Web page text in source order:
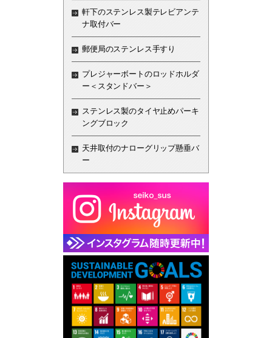
軒下のステンレス製テレビアンテ
ナ取付バー
郵便局のステンレス手すり
プレジャーボートのロッドホルダ
ー＜スタンドバー＞
ステンレス製のタイヤ止めパーキ
ングブロック
天井取付のナローグリップ懸垂バ
ー